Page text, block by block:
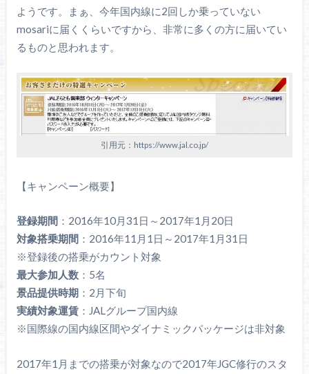
ようです。まぁ、今年国内線に2回しか乗っていない
mosariに届くくらいですから、非常に多くの方に届いてい
るものと思われます。
引用元：https://www.jal.co.jp/
【キャンペーン概要】
登録期間 ：2016年10月31日～2017年1月20日
対象搭乗期間 ：2016年11月1日～2017年1月31日
※登録後の搭乗がカウント対象
最大参加人数：5名
景品提供時期 ：2月下旬
実績対象運賃：JALグループ国内線
※国際線の国内線区間やダイナミックパッケージは非対象
2017年1月までの搭乗が対象なので2017年JGC修行のスタ